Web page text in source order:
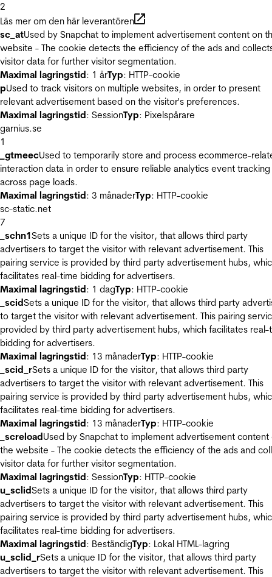
2
Läs mer om den här leverantören
sc_atUsed by Snapchat to implement advertisement content on
website - The cookie detects the efficiency of the ads and
visitor data for further visitor segmentation.
Maximal lagringstid: 1 årTyp: HTTP-cookie
pUsed to track visitors on multiple websites, in order to present
relevant advertisement based on the visitor's preferences.
Maximal lagringstid: SessionTyp: Pixelspårare
garnius.se
1
_gtmeecUsed to temporarily store and process ecommerce-
interaction data in order to ensure reliable analytics event tracking
across page loads.
Maximal lagringstid: 3 månaderTyp: HTTP-cookie
sc-static.net
7
_schn1Sets a unique ID for the visitor, that allows third party
advertisers to target the visitor with relevant advertisement. This
pairing service is provided by third party advertisement hubs,
facilitates real-time bidding for advertisers.
Maximal lagringstid: 1 dagTyp: HTTP-cookie
_scidSets a unique ID for the visitor, that allows third party
to target the visitor with relevant advertisement. This pairing
provided by third party advertisement hubs, which facilitates real-
bidding for advertisers.
Maximal lagringstid: 13 månaderTyp: HTTP-cookie
_scid_rSets a unique ID for the visitor, that allows third party
advertisers to target the visitor with relevant advertisement. This
pairing service is provided by third party advertisement hubs,
facilitates real-time bidding for advertisers.
Maximal lagringstid: 13 månaderTyp: HTTP-cookie
_screloadUsed by Snapchat to implement advertisement content
the website - The cookie detects the efficiency of the ads and
visitor data for further visitor segmentation.
Maximal lagringstid: SessionTyp: HTTP-cookie
u_sclidSets a unique ID for the visitor, that allows third party
advertisers to target the visitor with relevant advertisement. This
pairing service is provided by third party advertisement hubs,
facilitates real-time bidding for advertisers.
Maximal lagringstid: BeständigTyp: Lokal HTML-lagring
u_sclid_rSets a unique ID for the visitor, that allows third party
advertisers to target the visitor with relevant advertisement. This